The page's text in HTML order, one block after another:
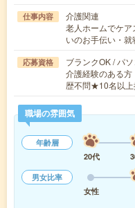
仕事内容
介護関連
老人ホームでケ
いのお手伝い・
応募資格
ブランクOK / パ
介護経験のある
歴不問★10名以
職場の雰囲気
年齢層
20代
男女比率
女性